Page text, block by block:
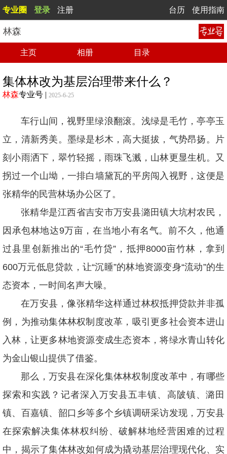
专业圈 登录 注册 台历 使用指南
林森
主页 相册 目录
集体林改为基层治理带来什么？
林森专业号 | 2025-6-25
车行山间，视野里绿浪翻滚。浅绿是毛竹，亭亭玉
立，清新秀美。墨绿是杉木，高大挺拔，气势昂扬。片
刻小雨洒下，翠竹轻摇，雨珠飞溅，山林更显生机。又
拐过一个山坳，一排白墙黛瓦的平房闯入视野，这便是
张精华的民营林场办公区了。
张精华是江西省吉安市万安县潞田镇大坑村农民，
因承包林地达9万亩，在当地小有名气。前不久，他通
过县里创新推出的“毛竹贷”，抵押8000亩竹林，拿到
600万元低息贷款，让“沉睡”的林地资源变身“流动”的生
态资本，一时间名声大噪。
在万安县，像张精华这样通过林权抵押贷款并非孤
例，为推动集体林权制度改革，吸引更多社会资本进山
入林，让更多林地资源变成生态资本，将绿水青山转化
为金山银山提供了借鉴。
那么，万安县在深化集体林权制度改革中，有哪些
探索和实践？记者深入万安县五丰镇、高陂镇、潞田
镇、百嘉镇、韶口乡等多个乡镇调研采访发现，万安县
在探索解决集体林权纠纷、破解林地经营困难的过程
中，揭示了集体林改如何成为撬动基层治理现代化、实